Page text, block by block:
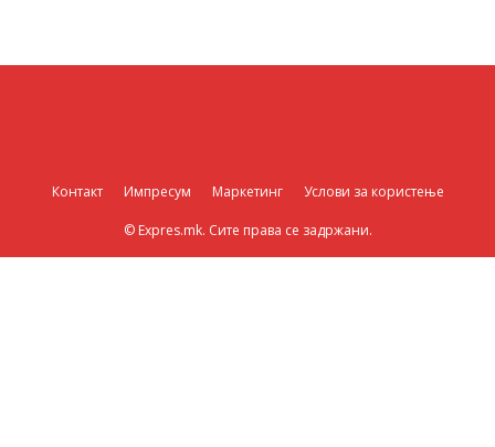
Контакт Импресум Маркетинг Услови за користење
© Expres.mk. Сите права се задржани.